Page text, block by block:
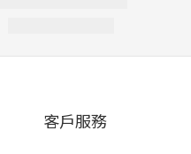
客戶服務